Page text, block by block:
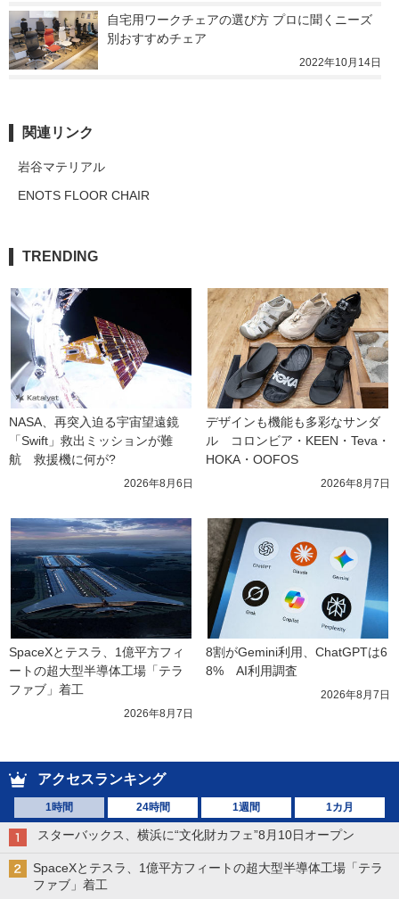
自宅用ワークチェアの選び方 プロに聞くニーズ
別おすすめチェア
2022年10月14日
関連リンク
岩谷マテリアル
ENOTS FLOOR CHAIR
TRENDING
NASA、再突入迫る宇宙望遠鏡
「Swift」救出ミッションが難
航　救援機に何が?
2026年8月6日
デザインも機能も多彩なサンダ
ル　コロンビア・KEEN・Teva・
HOKA・OOFOS
2026年8月7日
SpaceXとテスラ、1億平方フィ
ートの超大型半導体工場「テラ
ファブ」着工
2026年8月7日
8割がGemini利用、ChatGPTは6
8%　AI利用調査
2026年8月7日
アクセスランキング
1時間 24時間 1週間 1カ月
スターバックス、横浜に“文化財カフェ”8月10日オープン
SpaceXとテスラ、1億平方フィートの超大型半導体工場「テラ
ファブ」着工